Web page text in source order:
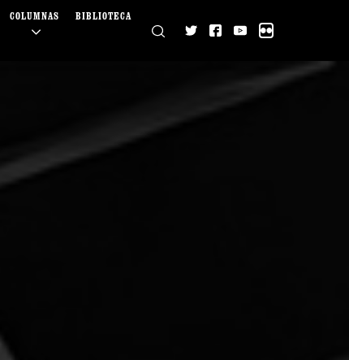
COLUMNAS BIBLIOTECA